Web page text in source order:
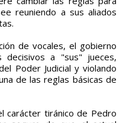
reuniendo a sus aliados
de vocales, el gobierno
a "sus" jueces,
Poder Judicial y violando
de las reglas básicas de
carácter tiránico de Pedro